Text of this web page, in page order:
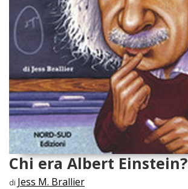
Chi era Albert Einstein?
di Jess M. Brallier